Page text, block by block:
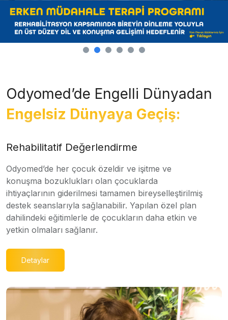
Odyomed’de Engelli Dünyadan
Engelsiz Dünyaya Geçiş:
Rehabilitatif Değerlendirme
Odyomed’de her çocuk özeldir ve işitme ve
konuşma bozuklukları olan çocuklarda
ihtiyaçlarının giderilmesi tamamen bireyselleştirilmiş
destek seanslarıyla sağlanabilir. Yapılan özel plan
dahilindeki eğitimlerle de çocukların daha etkin ve
yetkin olmaları sağlanır.
Detaylar